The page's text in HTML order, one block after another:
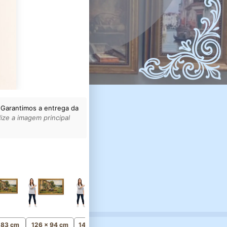
a entrega da
a imagem principal
83 cm 126 x 94 cm 141 x 105 cm